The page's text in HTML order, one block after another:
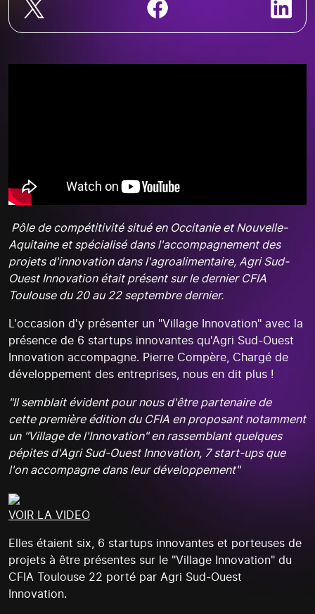
Pôle de compétitivité situé en Occitanie et Nouvelle-
Aquitaine et spécialisé dans l'accompagnement des
projets d'innovation dans l'agroalimentaire, Agri Sud-
Ouest Innovation était présent sur le dernier CFIA
Toulouse du 20 au 22 septembre dernier.
L'occasion d'y présenter un "Village Innovation" avec la
présence de 6 startups innovantes qu'Agri Sud-Ouest
Innovation accompagne. Pierre Compère, Chargé de
développement des entreprises, nous en dit plus !
"Il semblait évident pour nous d'être partenaire de
cette première édition du CFIA en proposant notamment
un "Village de l'Innovation" en rassemblant quelques
pépites d'Agri Sud-Ouest Innovation, 7 start-ups que
l'on accompagne dans leur développement"
VOIR LA VIDEO
Elles étaient six, 6 startups innovantes et porteuses de
projets à être présentes sur le "Village Innovation" du
CFIA Toulouse 22 porté par Agri Sud-Ouest
Innovation.